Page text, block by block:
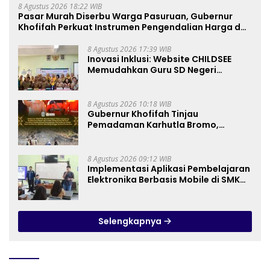
8 Agustus 2026 18:22 WIB
Pasar Murah Diserbu Warga Pasuruan, Gubernur
Khofifah Perkuat Instrumen Pengendalian Harga dan
8 Agustus 2026 17:39 WIB
Inovasi Inklusi: Website CHILDSEE
Memudahkan Guru SD Negeri
8 Agustus 2026 10:18 WIB
Gubernur Khofifah Tinjau
Pemadaman Karhutla Bromo,
8 Agustus 2026 09:12 WIB
Implementasi Aplikasi Pembelajaran
Elektronika Berbasis Mobile di SMK
Pembelajaran
Selengkapnya